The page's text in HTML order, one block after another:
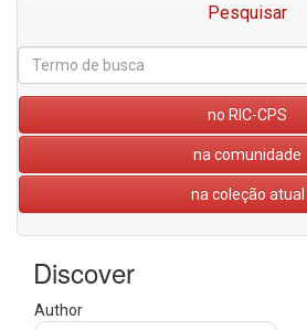
Pesquisar
no RIC-CPS
na comunidade
na coleção atual
Discover
Author